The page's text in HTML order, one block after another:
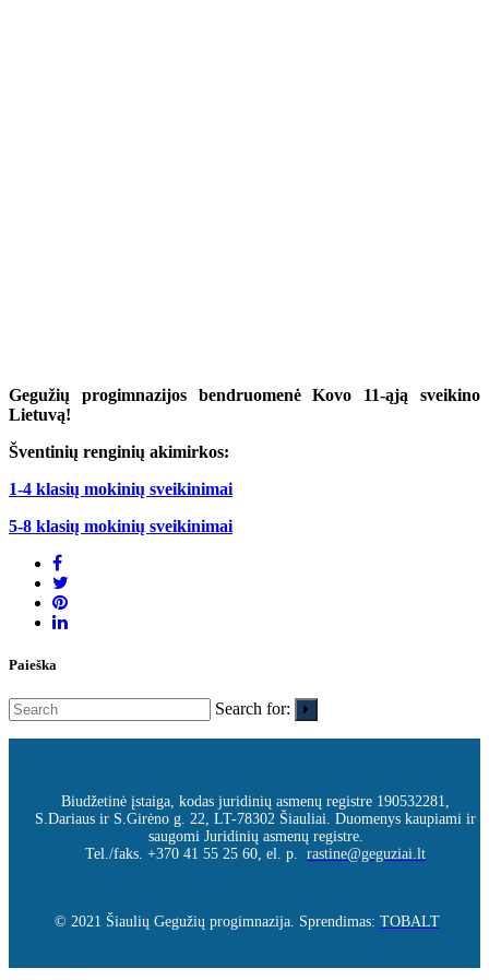
Gegužių progimnazijos bendruomenė Kovo 11-ąją sveikino
Lietuvą!
Šventinių renginių akimirkos:
1-4 klasių mokinių sveikinimai
5-8 klasių mokinių sveikinimai
Paieška
Search for:
Biudžetinė įstaiga, kodas juridinių asmenų registre 190532281,
S.Dariaus ir S.Girėno g. 22, LT-78302 Šiauliai. Duomenys kaupiami ir
saugomi Juridinių asmenų registre.
Tel./faks. +370 41 55 25 60, el. p. rastine@geguziai.lt
© 2021 Šiaulių Gegužių progimnazija. Sprendimas: TOBALT